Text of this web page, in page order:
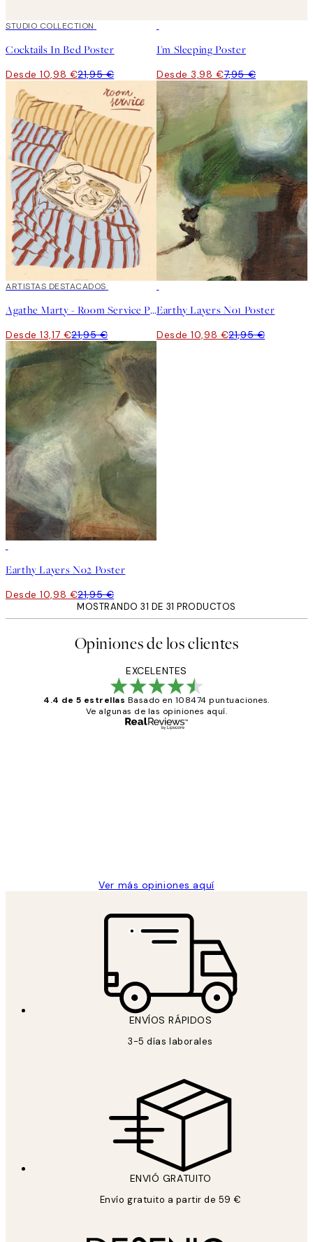
50%*
STUDIO COLLECTION
Cocktails In Bed Poster
Desde 10,98 €21,95 €
I'm Sleeping Poster
Desde 3,98 €7,95 €
40%*
ARTISTAS DESTACADOS
Agathe Marty - Room Service Poster
Desde 13,17 €21,95 €
Earthy Layers No1 Poster
Desde 10,98 €21,95 €
Earthy Layers No2 Poster
Desde 10,98 €21,95 €
MOSTRANDO 31 DE 31 PRODUCTOS
Opiniones de los clientes
EXCELENTES
4.4 de 5 estrellas Basado en 108474 puntuaciones.
Ve algunas de las opiniones aquí.
Ver más opiniones aquí
ENVÍOS RÁPIDOS
3-5 días laborales
ENVIÓ GRATUITO
Envío gratuito a partir de 59 €